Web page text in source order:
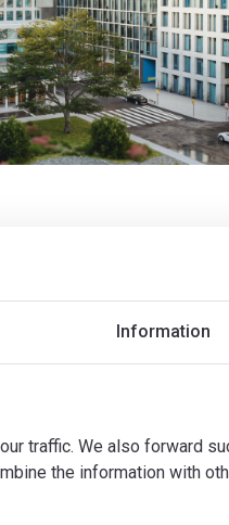
Information
traffic. We also forward
the information with